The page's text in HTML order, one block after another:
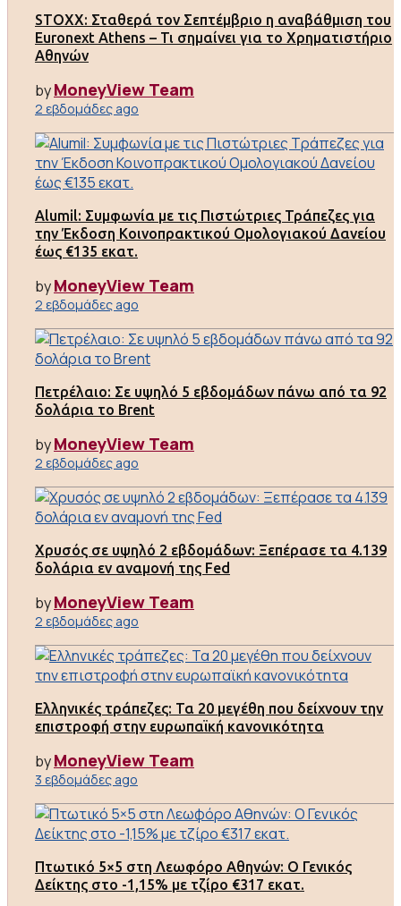
STOXX: Σταθερά τον Σεπτέμβριο η αναβάθμιση του
Euronext Athens – Τι σημαίνει για το Χρηματιστήριο
Αθηνών
byMoneyView Team
2 εβδομάδες ago
Alumil: Συμφωνία με τις Πιστώτριες Τράπεζες για
την Έκδοση Κοινοπρακτικού Ομολογιακού Δανείου
έως €135 εκατ.
byMoneyView Team
2 εβδομάδες ago
Πετρέλαιο: Σε υψηλό 5 εβδομάδων πάνω από τα 92
δολάρια το Brent
byMoneyView Team
2 εβδομάδες ago
Χρυσός σε υψηλό 2 εβδομάδων: Ξεπέρασε τα 4.139
δολάρια εν αναμονή της Fed
byMoneyView Team
2 εβδομάδες ago
Ελληνικές τράπεζες: Τα 20 μεγέθη που δείχνουν την
επιστροφή στην ευρωπαϊκή κανονικότητα
byMoneyView Team
3 εβδομάδες ago
Πτωτικό 5×5 στη Λεωφόρο Αθηνών: Ο Γενικός
Δείκτης στο -1,15% με τζίρο €317 εκατ.